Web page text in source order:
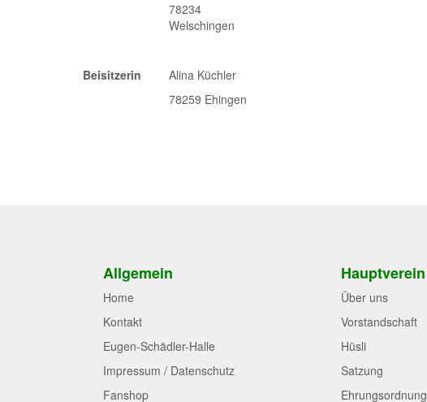
78234
Welschingen
Beisitzerin
Alina Küchler
78259 Ehingen
Allgemein
Home
Kontakt
Eugen-Schädler-Halle
Impressum / Datenschutz
Fanshop
Hauptverein
Über uns
Vorstandschaft
Hüsli
Satzung
Ehrungsordnung